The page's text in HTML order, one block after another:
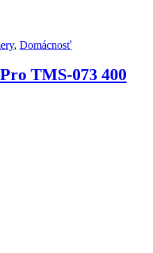
, Domácnosť
TMS-073 400